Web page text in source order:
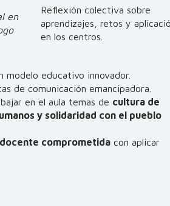
en
Reflexión colectiva sobre
aprendizajes, retos y
en los centros.
modelo educativo innovador.
de comunicación emancipadora.
en el aula temas de cultura de
y solidaridad con el pueblo
comprometida con aplicar